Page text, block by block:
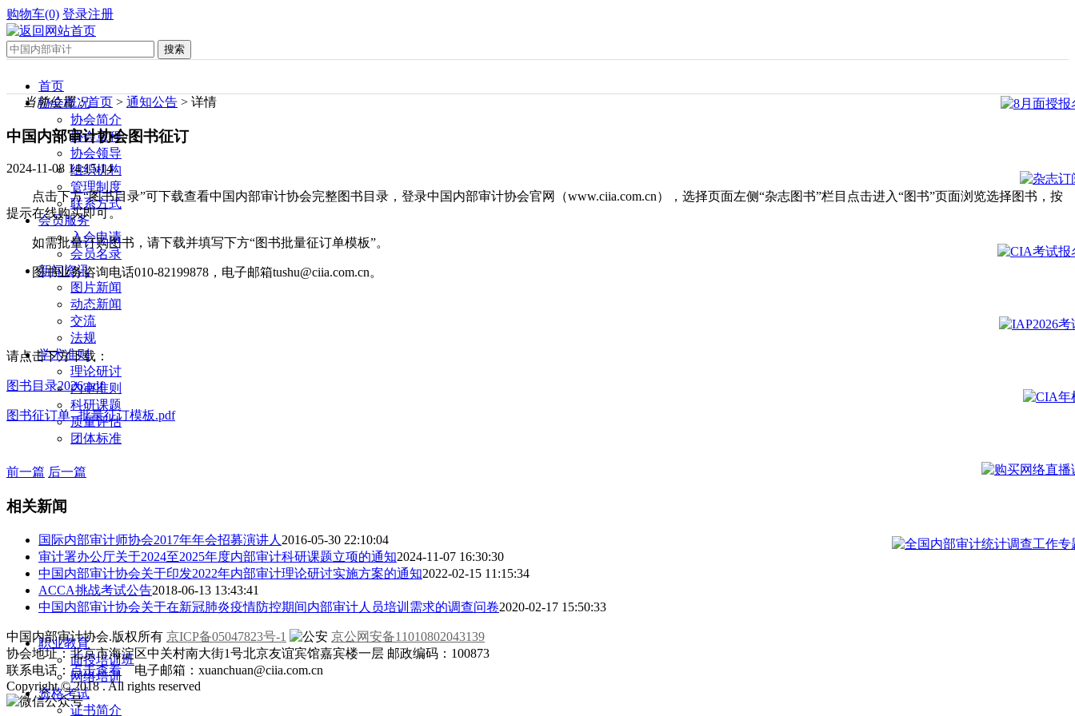
购物车(0) 登录注册
首页
协会概况
协会简介
协会章程
协会领导
组织机构
管理制度
联系方式
会员服务
入会申请
会员名录
新闻资讯
图片新闻
动态新闻
交流
法规
学术准则
理论研讨
内审准则
科研课题
质量评估
团体标准
职业教育
面授培训班
网络培训
资格考试
证书简介
当前位置：首页 > 通知公告 > 详情
中国内部审计协会图书征订
2024-11-08 14:15:14
点击下方“图书目录”可下载查看中国内部审计协会完整图书目录，登录中国内部审计协会官网（www.ciia.com.cn），选择页面左侧“杂志图书”栏目点击进入“图书”页面浏览选择图书，按
提示在线购买即可。
如需批量订购图书，请下载并填写下方“图书批量征订单模板”。
图书业务咨询电话010-82199878，电子邮箱tushu@ciia.com.cn。
请点击下方下载：
图书目录2026.pdf
图书征订单--批量征订模板.pdf
前一篇 后一篇
相关新闻
国际内部审计师协会2017年年会招募演讲人 2016-05-30 22:10:04
审计署办公厅关于2024至2025年度内部审计科研课题立项的通知2024-11-07 16:30:30
中国内部审计协会关于印发2022年内部审计理论研讨实施方案的通知2022-02-15 11:15:34
ACCA挑战考试公告2018-06-13 13:43:41
中国内部审计协会关于在新冠肺炎疫情防控期间内部审计人员培训需求的调查问卷2020-02-17 15:50:33
中国内部审计协会.版权所有 京ICP备05047823号-1
京公网安备11010802043139
协会地址：北京市海淀区中关村南大街1号北京友谊宾馆嘉宾楼一层 邮政编码：100873
联系电话： 点击查看电子邮箱：xuanchuan@ciia.com.cn
Copyright © 2018 . All rights reserved